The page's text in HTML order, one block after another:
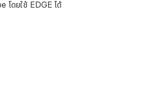
โดยใช้ EDGE ได้